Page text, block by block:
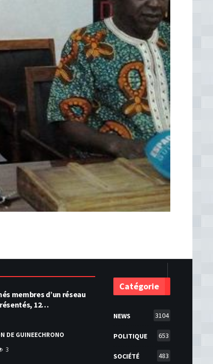
membres d’un réseau
12…
DE GUINEECHRONO
3
Catégorie
NEWS 3104
POLITIQUE 653
SOCIÉTÉ 483